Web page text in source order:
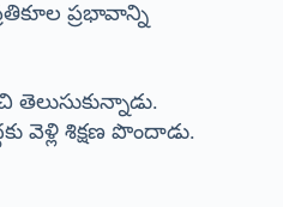
ప్రభావాన్ని
తెలుసుకున్నాడు.
వెళ్లి శిక్షణ పొందాడు.